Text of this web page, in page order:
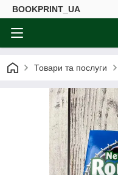
BOOKPRINT_UA
Товари та послуги